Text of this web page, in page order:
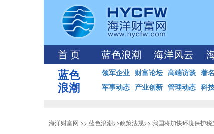
首 页 蓝色浪潮 海洋风云
蓝色
浪潮
领军企业 财富论坛 高端访谈 著
军事动态 产业创新 管理动态 科
海洋财富网 >> 蓝色浪潮>>政策法规>> 我国将加快环境保护税